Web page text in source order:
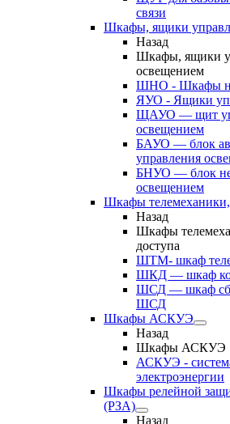
связи
Шкафы, ящики
Назад
Шкафы, ящики
освещением
ШНО - Шкафы
ЯУО - Ящики
ЩАУО — щит
освещением
БАУО — блок
управления
БНУО — блок
освещением
Шкафы телемеханики,
Назад
Шкафы
доступа
ШТМ- шкаф
ШКД — шкаф
ШСД — шкаф
ШСД
Шкафы АСКУЭ
Назад
Шкафы АСКУЭ
АСКУЭ -
электроэнергии
Шкафы релейной
(РЗА)
Назад